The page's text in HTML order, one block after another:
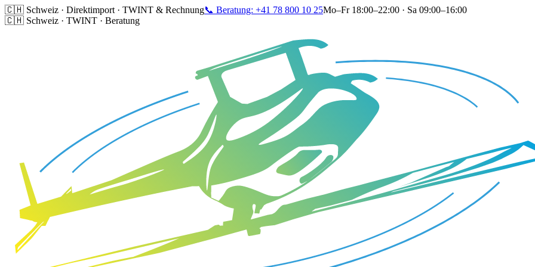
🇨🇭 Schweiz · Direktimport · TWINT & Rechnung📞 Beratung: +41 78 800 10 25Mo–Fr 18:00–22:00 · Sa 09:00–16:00
🇨🇭 Schweiz · TWINT · Beratung